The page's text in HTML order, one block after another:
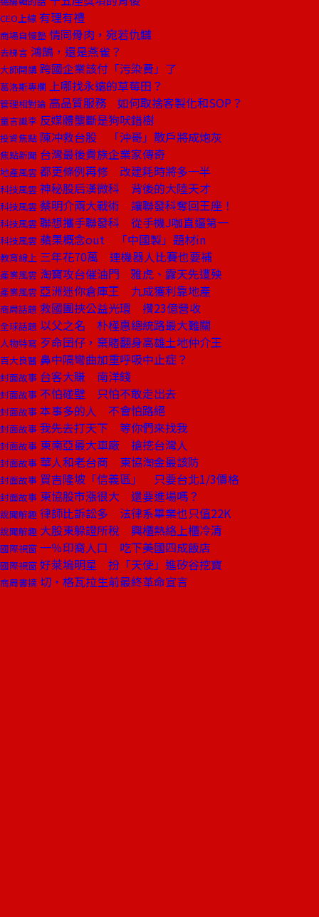
CEO上線 有理有禮
商場自慢塾 情同骨肉，宛若仇讎
去梯言 鴻鵠，還是燕雀？
大師開講 跨國企業該付「污染費」了
葛洛斯專欄 上哪找永遠的草莓田？
管理相對論 高品質服務 如何取捨客製化和SOP？
童言識李 反媒體壟斷是狗吠錯樹
投資焦點 陳冲救台股 「沖哥」散戶將成炮灰
焦點新聞 台灣最後貴族企業家傳奇
地產風雲 都更條例再修 改建耗時將多一半
科技風雲 神秘股后漢微科 背後的大陸天才
科技風雲 蔡明介兩大戰術 讓聯發科奪回王座！
科技風雲 聯想攜手聯發科 從手機J咖直逼第一
科技風雲 蘋果概念out 「中國製」題材in
教育線上 三年花70萬 連機器人比賽也要補
產業風雲 淘寶攻台催油門 雅虎、露天先遭殃
產業風雲 亞洲迷你倉庫王 九成獲利靠地產
商周話題 救國團挾公益光環 攢23億營收
全球話題 以父之名 朴槿惠總統路最大難關
人物特寫 歹命囝仔，棄賭翻身高雄土地仲介王
百大良醫 鼻中隔彎曲加重呼吸中止症？
封面故事 台客大賺 南洋錢
封面故事 不怕碰壁 只怕不敢走出去
封面故事 本事多的人 不會怕路絕
封面故事 我先去打天下 等你們來找我
封面故事 東南亞最大車廠 搶挖台灣人
封面故事 華人和老台商 東協淘金最該防
封面故事 買吉隆坡「信義區」 只要台北1/3價格
封面故事 東協股市漲很大 還要進場嗎？
說聞解趣 律師比訴訟多 法律系畢業也只值22K
說聞解趣 大股東躲證所稅 興櫃熱絡上櫃冷清
國際視窗 一％印裔人口 吃下美國四成飯店
國際視窗 好萊塢明星 扮「天使」進矽谷挖寶
商周書摘 切‧格瓦拉生前最終革命宣言